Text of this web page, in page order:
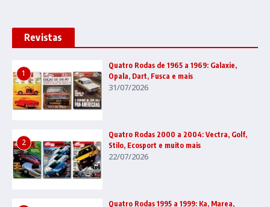
Revistas
1
Quatro Rodas de 1965 a 1969: Galaxie,
Opala, Dart, Fusca e mais
31/07/2026
2
Quatro Rodas 2000 a 2004: Vectra, Golf,
Stilo, Ecosport e muito mais
22/07/2026
Quatro Rodas 1995 a 1999: Ka, Marea,